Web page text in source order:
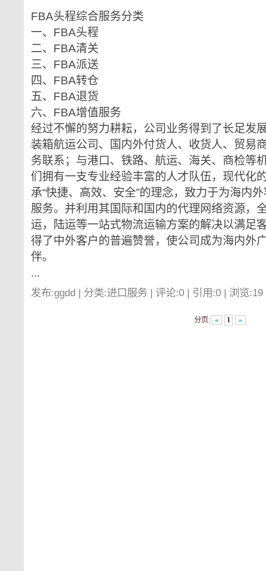
FBA头程综合服务分类
一、FBA头程
二、FBA清关
三、FBA派送
四、FBA转仓
五、FBA退货
六、FBA增值服务
经过不懈的努力耕耘，公司业务得到了长足发
装箱航运公司、国内外付货人、收货人、贸易
务联系；与港口、铁路、航运、海关、商检等
们拥有一支专业经验丰富的人才队伍，现代化
承“快捷、高效、安全”的理念，致力于为海内
服务。并利用其国际和国内的代理网络资源，
运，陆运等一站式物流运输方案的解决以满足
得了中外客户的普遍赞誉，使公司成为海内外
伴。
...
发布:ggdd | 分类:进口服务 | 评论:0 | 引用:0 | 浏览:19
分页: « 1 »